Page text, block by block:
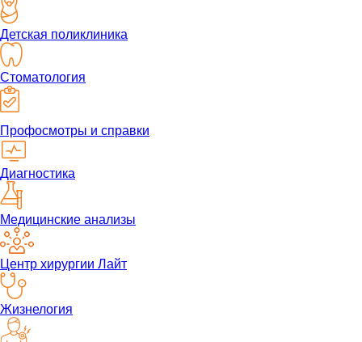
Детская поликлиника
Стоматология
Профосмотры и справки
Диагностика
Медицинские анализы
Центр хирургии Лайт
Жизнелогия